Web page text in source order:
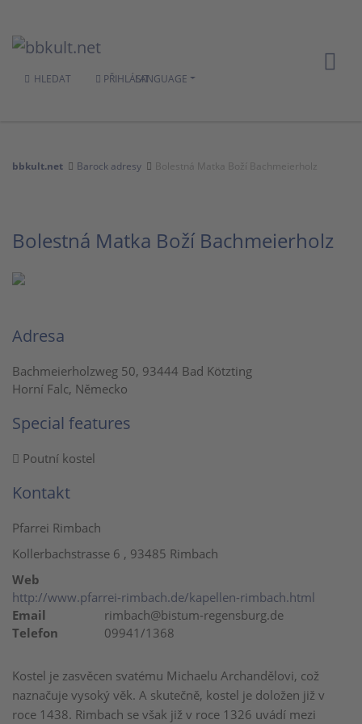
HLEDAT PŘIHLÁSITLANGUAGE
bbkult.net Barock adresy Bolestná Matka Boží Bachmeierholz
Bolestná Matka Boží Bachmeierholz
Kostel je zasvěcen svatému Michaelu Archandělovi, což
naznačuje vysoký věk. A skutečně, kostel je doložen již v
roce 1438. Rimbach se však již v roce 1326 uvádí mezi
Adresa
Bachmeierholzweg 50, 93444 Bad Kötzting
Horní Falc, Německo
Special features
Poutní kostel
Kontakt
Pfarrei Rimbach
Kollerbachstrasse 6 , 93485 Rimbach
Web
http://www.pfarrei-rimbach.de/kapellen-rimbach.html
Email
rimbach@bistum-regensburg.de
Telefon
09941/1368